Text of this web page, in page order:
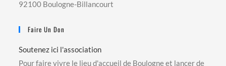
92100 Boulogne-Billancourt
Faire Un Don
Soutenez ici l'association
Pour faire vivre le lieu d'accueil de Boulogne et lancer de